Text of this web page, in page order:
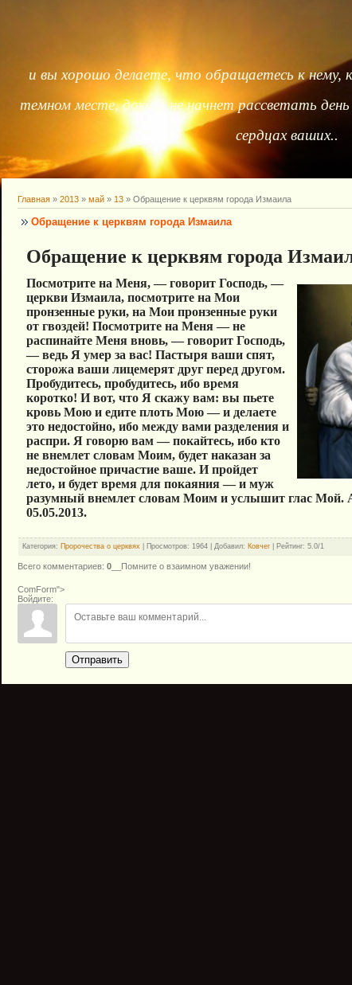
и вы хорошо делаете, что обращаетесь к нему,
темном месте, доколе не начнет рассветать день
сердцах ваших..
Главная »2013 » май » 13 » Обращение к церквям города Измаила
Обращение к церквям города Измаила
Обращение к церквям города
Посмотрите на Меня, — говорит Господь, —
церкви Измаила, посмотрите на Мои
пронзенные руки, на Мои пронзенные руки
от гвоздей! Посмотрите на Меня — не
распинайте Меня вновь, — говорит Господь,
— ведь Я умер за вас! Пастыря ваши спят,
сторожа ваши лицемерят друг перед другом.
Пробудитесь, пробудитесь, ибо время
коротко! И вот, что Я скажу вам: вы пьете
кровь Мою и едите плоть Мою — и делаете
это недостойно, ибо между вами разделения и
распри. Я говорю вам — покайтесь, ибо кто
не внемлет словам Моим, будет наказан за
недостойное причастие ваше. И пройдет
лето, и будет время для покаяния — и муж
разумный внемлет словам Моим и услышит глас Мой.
05.05.2013.
Категория: Пророчества о церквях Просмотров: 1964 | Добавил: Ковчег Рейтинг:5.0/1
Всего комментариев:0 __Помните о взаимном уважении!
ComForm">
Войдите:
Отправить